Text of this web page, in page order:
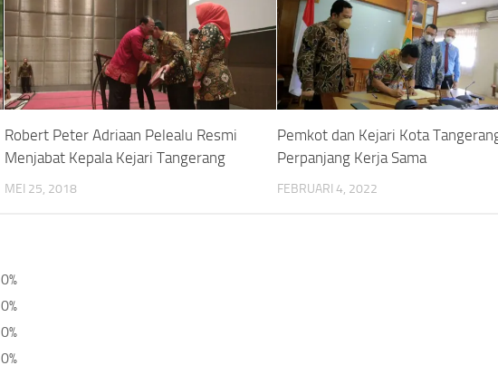
Robert Peter Adriaan Pelealu Resmi
Menjabat Kepala Kejari Tangerang
MEI 25, 2018
Pemkot dan Kejari Kota
Perpanjang Kerja Sama
FEBRUARI 4, 2022
0%
0%
0%
0%